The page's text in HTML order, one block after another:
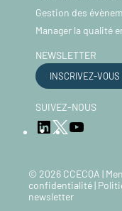
Gestion des
Manager la qualité
NEWSLETTER
INSCRIVEZ-VOUS
SUIVEZ-NOUS
LinkedIn
Twitter
© 2026 CCECQA |
confidentialité|
newsletter